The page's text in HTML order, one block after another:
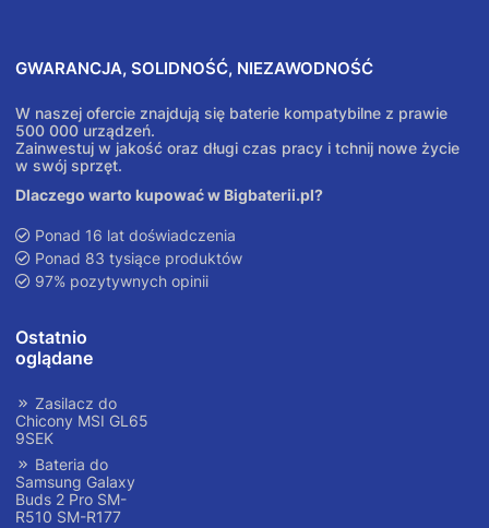
GWARANCJA, SOLIDNOŚĆ, NIEZAWODNOŚĆ
W naszej ofercie znajdują się baterie kompatybilne z prawie
500 000 urządzeń.
Zainwestuj w jakość oraz długi czas pracy i tchnij nowe życie
w swój sprzęt.
Dlaczego warto kupować w Bigbaterii.pl?
Ponad 16 lat doświadczenia
Ponad 83 tysiące produktów
97% pozytywnych opinii
Ostatnio
oglądane
Zasilacz do
Chicony MSI GL65
9SEK
Bateria do
Samsung Galaxy
Buds 2 Pro SM-
R510 SM-R177